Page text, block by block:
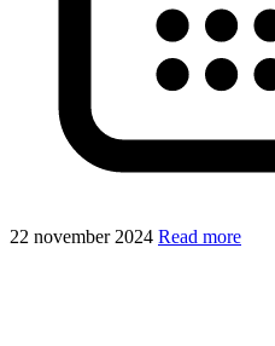
22 november 2024 Read more